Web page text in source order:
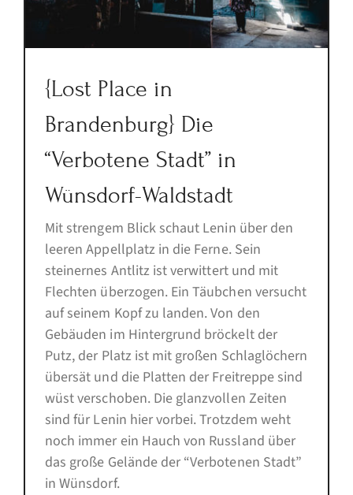
{Lost Place in
Brandenburg} Die
“Verbotene Stadt” in
Wünsdorf-Waldstadt
Mit strengem Blick schaut Lenin über den
leeren Appellplatz in die Ferne. Sein
steinernes Antlitz ist verwittert und mit
Flechten überzogen. Ein Täubchen versucht
auf seinem Kopf zu landen. Von den
Gebäuden im Hintergrund bröckelt der
Putz, der Platz ist mit großen Schlaglöchern
übersät und die Platten der Freitreppe sind
wüst verschoben. Die glanzvollen Zeiten
sind für Lenin hier vorbei. Trotzdem weht
noch immer ein Hauch von Russland über
das große Gelände der “Verbotenen Stadt”
in Wünsdorf.